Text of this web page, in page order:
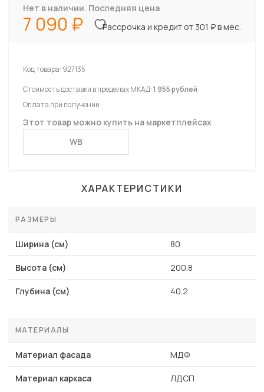
Нет в наличии. Последняя цена
7 090 Рассрочка и кредит от 301 ₽ в мес.
Код товара: 927135
Стоимость доставки в пределах МКАД:1 955 рублей
Оплата при получении
Этот товар можно купить на маркетплейсах
WB
ХАРАКТЕРИСТИКИ
РАЗМЕРЫ
Ширина (см) 80
Высота (см) 200.8
Глубина (см) 40.2
МАТЕРИАЛЫ
Материал фасада МДФ
Материал каркаса ЛДСП